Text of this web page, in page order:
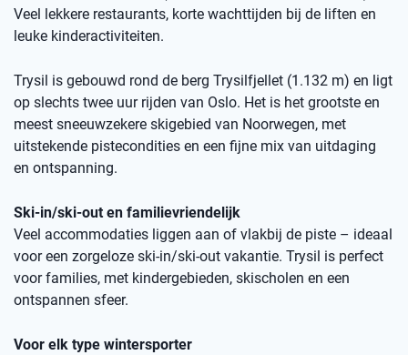
Veel lekkere restaurants, korte wachttijden bij de liften en
leuke kinderactiviteiten.
Trysil is gebouwd rond de berg Trysilfjellet (1.132 m) en ligt
op slechts twee uur rijden van Oslo. Het is het grootste en
meest sneeuwzekere skigebied van Noorwegen, met
uitstekende pistecondities en een fijne mix van uitdaging
en ontspanning.
Ski-in/ski-out en familievriendelijk
Veel accommodaties liggen aan of vlakbij de piste – ideaal
voor een zorgeloze ski-in/ski-out vakantie. Trysil is perfect
voor families, met kindergebieden, skischolen en een
ontspannen sfeer.
Voor elk type wintersporter